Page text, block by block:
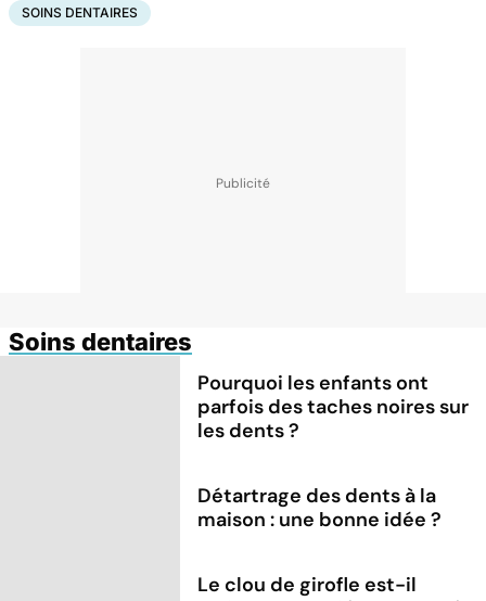
SOINS DENTAIRES
Soins dentaires
Pourquoi les enfants ont
parfois des taches noires sur
les dents ?
Détartrage des dents à la
maison : une bonne idée ?
Le clou de girofle est-il